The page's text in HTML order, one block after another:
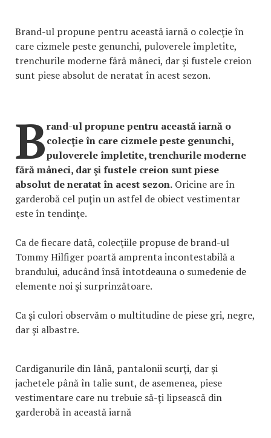
Brand-ul propune pentru această iarnă o colecţie în
care cizmele peste genunchi, puloverele împletite,
trenchurile moderne fără mâneci, dar şi fustele creion
sunt piese absolut de neratat în acest sezon.
Brand-ul propune pentru această iarnă o
colecţie în care cizmele peste genunchi,
puloverele împletite, trenchurile moderne
fără mâneci, dar şi fustele creion sunt piese
absolut de neratat în acest sezon. Oricine are în
garderobă cel puţin un astfel de obiect vestimentar
este în tendinţe.
Ca de fiecare dată, colecţiile propuse de brand-ul
Tommy Hilfiger poartă amprenta incontestabilă a
brandului, aducând însă întotdeauna o sumedenie de
elemente noi şi surprinzătoare.
Ca şi culori observăm o multitudine de piese gri, negre,
dar şi albastre.
Cardiganurile din lână, pantalonii scurţi, dar şi
jachetele până în talie sunt, de asemenea, piese
vestimentare care nu trebuie să-ţi lipsească din
garderobă în această iarnă